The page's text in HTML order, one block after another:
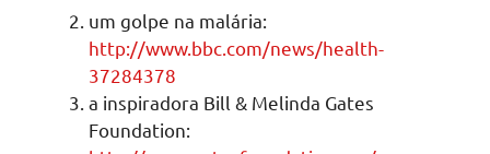
um golpe na malária:
http://www.bbc.com/news/health-
37284378
a inspiradora Bill & Melinda Gates
Foundation: